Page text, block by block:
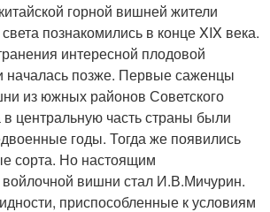
горной вишней жители
познакомились в конце XIX века.
интересной плодовой
началась позже. Первые саженцы
из южных районов Советского
центральную часть страны были
годы. Тогда же появились
сорта. Но настоящим
вишни стал И.В.Мичурин.
приспособленные к условиям